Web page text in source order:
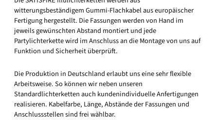
witterungsbeständigem Gummi-Flachkabel aus europäischer
Fertigung hergestellt. Die Fassungen werden von Hand im
jeweils gewünschten Abstand montiert und jede
Partylichterkette wird im Anschluss an die Montage von uns auf
Funktion und Sicherheit überprüft.
Die Produktion in Deutschland erlaubt uns eine sehr flexible
Arbeitsweise. So können wir neben unseren
Standardlichterketten auch kundenindividuelle Anfertigungen
realisieren. Kabelfarbe, Länge, Abstände der Fassungen und
Anschlussstellen sind frei wählbar.